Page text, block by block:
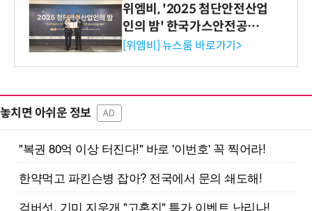
위엠비, '2025 첨단안전산업
인의 밤' 한국가스안전공사
사장상 수상
[위엠비] 뉴스룸 바로가기>
놓치면 아쉬운 정보 AD